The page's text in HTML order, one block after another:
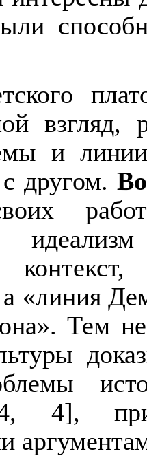
взгляд,
и
другом.
«линия
Тем
4],